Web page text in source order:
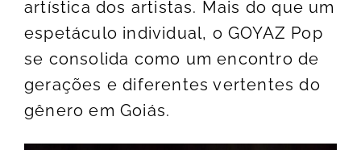
artística dos artistas. Mais do que um
espetáculo individual, o GOYAZ Pop
se consolida como um encontro de
gerações e diferentes vertentes do
gênero em Goiás.